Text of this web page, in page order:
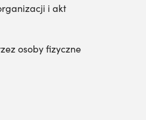
i akt
osoby fizyczne